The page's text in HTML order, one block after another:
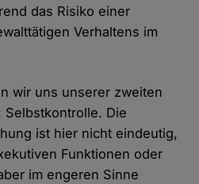
das Risiko einer
Verhaltens im
wir uns unserer zweiten
Selbstkontrolle. Die
ist hier nicht eindeutig,
Funktionen oder
im engeren Sinne